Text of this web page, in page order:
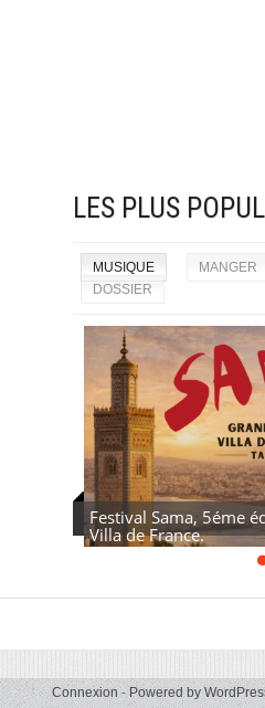
LES PLUS
MUSIQUE MANGER
DOSSIER
Festival Sama, 5éme
Villa de France.
Connexion- Powered by